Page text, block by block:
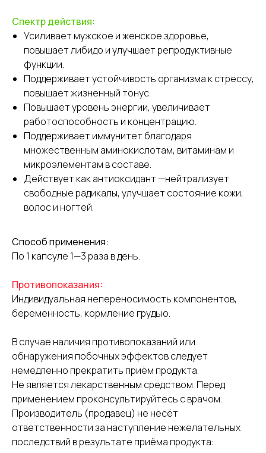
Спектр действия:
Усиливает мужское и женское здоровье,
повышает либидо и улучшает репродуктивные
функции.
Поддерживает устойчивость организма к стрессу,
повышает жизненный тонус.
Повышает уровень энергии, увеличивает
работоспособность и концентрацию.
Поддерживает иммунитет благодаря
множественным аминокислотам, витаминам и
микроэлементам в составе.
Действует как антиоксидант —нейтрализует
свободные радикалы, улучшает состояние кожи,
волос и ногтей.
Способ применения:
По 1 капсуле 1—3 раза в день.
Противопоказания:
Индивидуальная непереносимость компонентов,
беременность, кормление грудью.
В случае наличия противопоказаний или
обнаружения побочных эффектов следует
немедленно прекратить приём продукта.
Не является лекарственным средством. Перед
применением проконсультируйтесь с врачом.
Производитель (продавец) не несёт
ответственности за наступление нежелательных
последствий в результате приёма продукта: